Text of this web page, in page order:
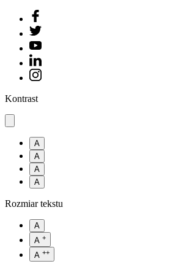
Kontrast
A
A
A
A
Rozmiar tekstu
A
A +
A ++